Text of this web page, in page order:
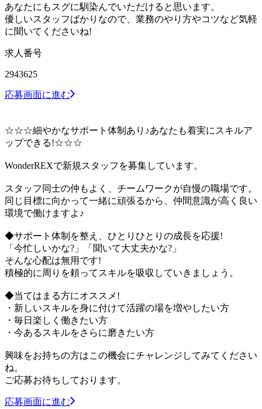
あなたにもスグに馴染んでいただけると思います。
優しいスタッフばかりなので、業務のやり方やコツなど気軽
に聞いてくださいね!
求人番号
2943625
応募画面に進む
☆☆☆細やかなサポート体制あり♪あなたも着実にスキルア
ップできる!☆☆☆
WonderREXで新規スタッフを募集しています。
スタッフ同士の仲もよく、チームワークが自慢の職場です。
同じ目標に向かって一緒に頑張るから、仲間意識が高く良い
環境で働けますよ♪
◆サポート体制を整え、ひとりひとりの成長を応援!
「今忙しいかな?」「聞いて大丈夫かな?」
そんな心配は無用です!
積極的に周りを頼ってスキルを吸収していきましょう。
◆当てはまる方にオススメ!
・新しいスキルを身に付けて活躍の場を増やしたい方
・毎日楽しく働きたい方
・今あるスキルをさらに磨きたい方
興味をお持ちの方はこの機会にチャレンジしてみてください
ね。
ご応募お待ちしております。
応募画面に進む